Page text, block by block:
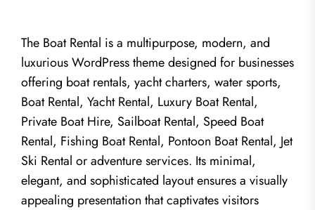
The Boat Rental is a multipurpose, modern, and
luxurious WordPress theme designed for businesses
offering boat rentals, yacht charters, water sports,
Boat Rental, Yacht Rental, Luxury Boat Rental,
Private Boat Hire, Sailboat Rental, Speed Boat
Rental, Fishing Boat Rental, Pontoon Boat Rental, Jet
Ski Rental or adventure services. Its minimal,
elegant, and sophisticated layout ensures a visually
appealing presentation that captivates visitors